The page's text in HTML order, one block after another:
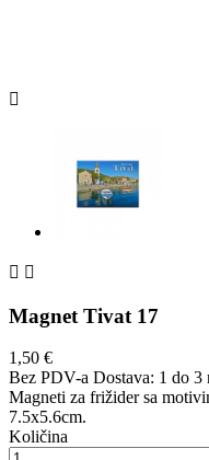

 
Magnet Tivat 17
1,50 €
Bez PDV-a Dostava: 1 do 3
Magneti za frižider sa
7.5x5.6cm.
Količina